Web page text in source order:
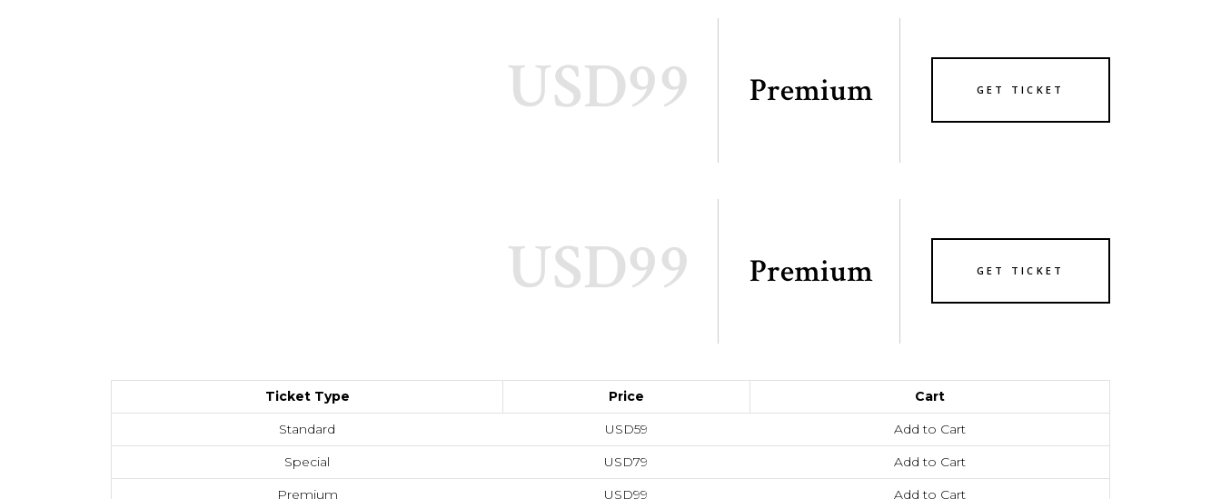
USD99 Premium GET TICKET
USD99 Premium GET TICKET
Ticket Type Price
Cart
Standard
USD59
Add to Cart
Special
USD79
Add to Cart
Premium
USD99 Add to Cart